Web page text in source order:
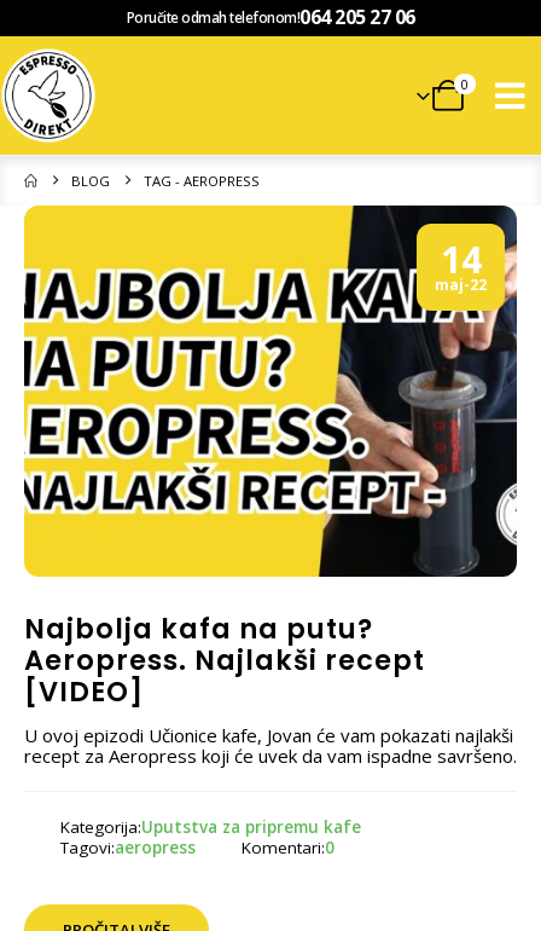
Poručite odmah telefonom!064 205 27 06
0
BLOG TAG -AEROPRESS
14
maj-22
Najbolja kafa na putu?
Aeropress. Najlakši recept
[VIDEO]
U ovoj epizodi Učionice kafe, Jovan će vam pokazati najlakši
recept za Aeropress koji će uvek da vam ispadne savršeno.
Kategorija:Uputstva za pripremu kafe
Tagovi:aeropress Komentari:0